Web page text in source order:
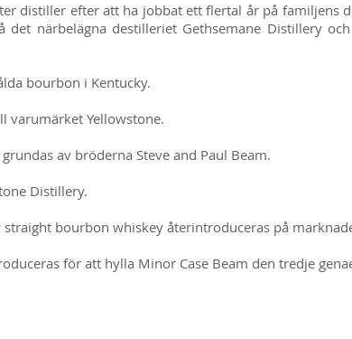
distiller efter att ha jobbat ett flertal år på familjens
det närbelägna destilleriet Gethsemane Distillery
bourbon i Kentucky.
varumärket Yellowstone.
av bröderna Steve and Paul Beam.
Distillery.
straight bourbon whiskey återintroduceras på
för att hylla Minor Case Beam den tredje